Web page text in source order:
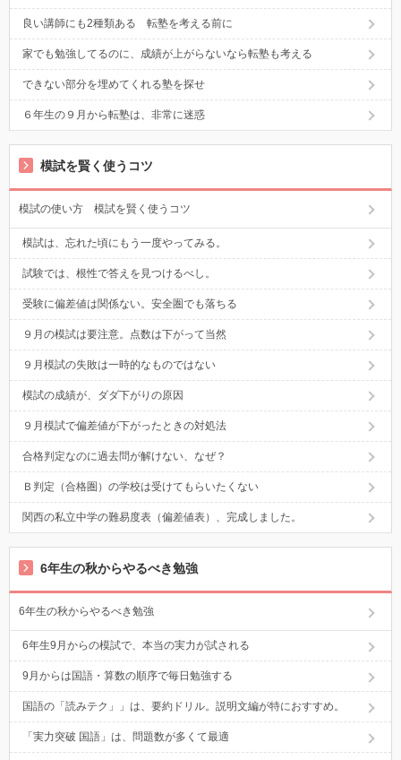
良い講師にも2種類ある 転塾を考える前に
家でも勉強してるのに、成績が上がらないなら転塾も考える
できない部分を埋めてくれる塾を探せ
６年生の９月から転塾は、非常に迷惑
模試を賢く使うコツ
模試の使い方 模試を賢く使うコツ
模試は、忘れた頃にもう一度やってみる。
試験では、根性で答えを見つけるべし。
受験に偏差値は関係ない。安全圏でも落ちる
９月の模試は要注意。点数は下がって当然
９月模試の失敗は一時的なものではない
模試の成績が、ダダ下がりの原因
９月模試で偏差値が下がったときの対処法
合格判定なのに過去問が解けない、なぜ？
Ｂ判定（合格圏）の学校は受けてもらいたくない
関西の私立中学の難易度表（偏差値表）、完成しました。
6年生の秋からやるべき勉強
6年生の秋からやるべき勉強
6年生9月からの模試で、本当の実力が試される
9月からは国語・算数の順序で毎日勉強する
国語の「読みテク」」は、要約ドリル。説明文編が特におすすめ。
「実力突破 国語」は、問題数が多くて最適